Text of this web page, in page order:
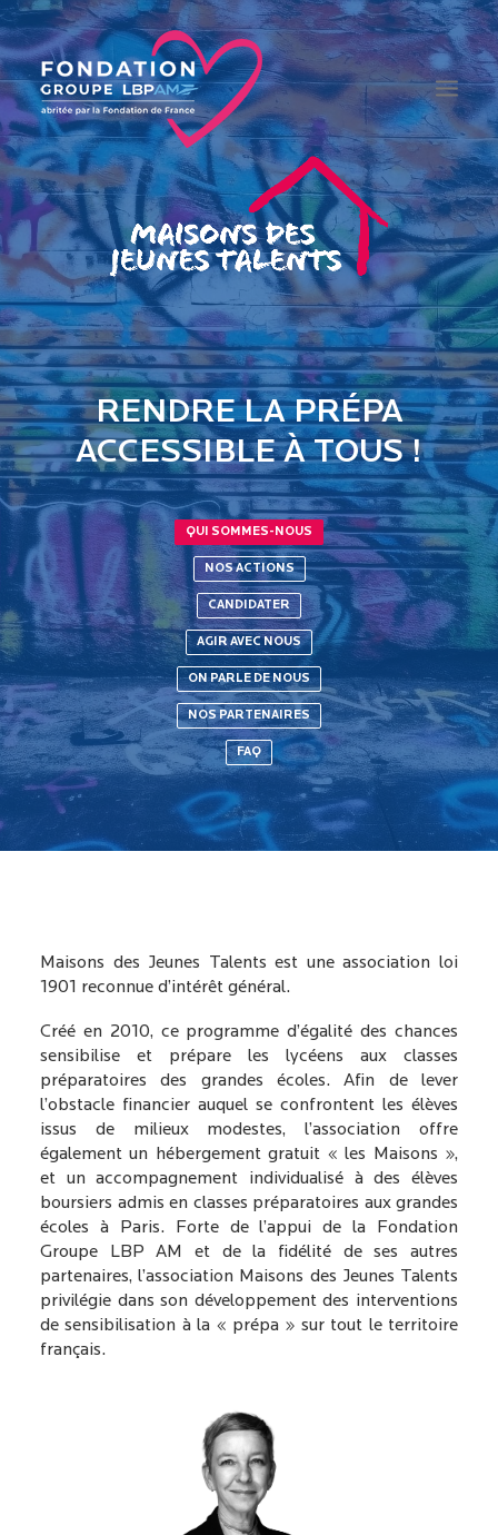
LA FONDATION
ÉDUCATION
INSERTION
SANTÉ
MAISONS DES JEUNES TALENTS
RENDRE LA PRÉPA
ACCESSIBLE À TOUS !
QUI SOMMES-NOUS
NOS ACTIONS
CANDIDATER
AGIR AVEC NOUS
ON PARLE DE NOUS
NOS PARTENAIRES
FAQ
Maisons des Jeunes Talents est une association loi
1901 reconnue d’intérêt général.
Créé en 2010, ce programme d’égalité des chances
sensibilise et prépare les lycéens aux classes
préparatoires des grandes écoles. Afin de lever
l’obstacle financier auquel se confrontent les élèves
issus de milieux modestes, l’association offre
également un hébergement gratuit « les Maisons »,
et un accompagnement individualisé à des élèves
boursiers admis en classes préparatoires aux grandes
écoles à Paris. Forte de l’appui de la Fondation
Groupe LBP AM et de la fidélité de ses autres
partenaires, l’association Maisons des Jeunes Talents
privilégie dans son développement des interventions
de sensibilisation à la « prépa » sur tout le territoire
français.